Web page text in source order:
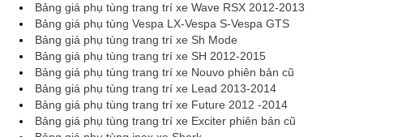
Bảng giá phụ tùng trang trí xe Wave RSX 2012-2013
Bảng giá phụ tùng Vespa LX-Vespa S-Vespa GTS
Bảng giá phụ tùng trang trí xe Sh Mode
Bảng giá phụ tùng trang trí xe SH 2012-2015
Bảng giá phụ tùng trang trí xe Nouvo phiên bản cũ
Bảng giá phụ tùng trang trí xe Lead 2013-2014
Bảng giá phụ tùng trang trí xe Future 2012 -2014
Bảng giá phụ tùng trang trí xe Exciter phiên bản cũ